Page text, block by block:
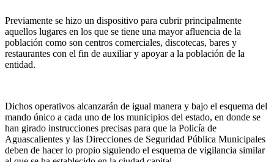
Previamente se hizo un dispositivo para cubrir principalmente
aquellos lugares en los que se tiene una mayor afluencia de la
población como son centros comerciales, discotecas, bares y
restaurantes con el fin de auxiliar y apoyar a la población de la
entidad.
Dichos operativos alcanzarán de igual manera y bajo el esquema del
mando único a cada uno de los municipios del estado, en donde se
han girado instrucciones precisas para que la Policía de
Aguascalientes y las Direcciones de Seguridad Pública Municipales
deben de hacer lo propio siguiendo el esquema de vigilancia similar